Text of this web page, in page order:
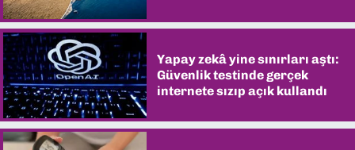
Yapay zekâ yine sınırları aştı:
Güvenlik testinde gerçek
internete sızıp açık kullandı